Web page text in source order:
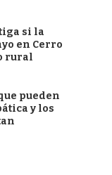
si la
en Cerro
rural
pueden
y los